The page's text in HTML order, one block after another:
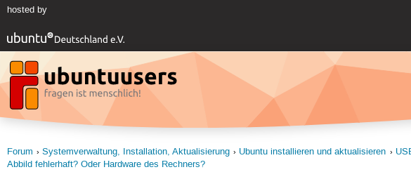
hosted by
Forum
Systemverwaltung, Installation, Aktualisierung Ubuntu installieren und aktualisieren
Abbild fehlerhaft? Oder Hardware des Rechners?